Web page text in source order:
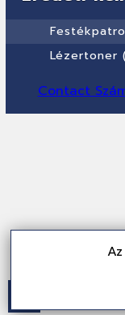
Lézertoner
Contact